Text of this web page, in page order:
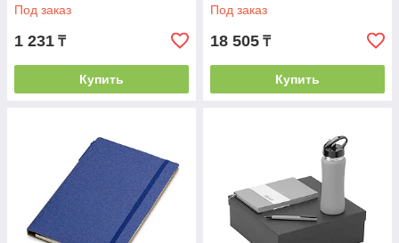
Под заказ
1 231 ₸
Купить
Под заказ
18 505 ₸
Купить